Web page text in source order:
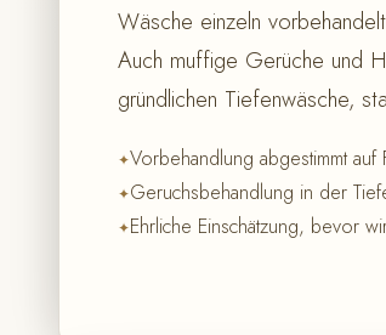
Wäsche einzeln
Auch muffige Gerüche und
gründlichen Tiefenwäsche,
Vorbehandlung abgestimmt auf
Geruchsbehandlung in der
Ehrliche Einschätzung, bevor